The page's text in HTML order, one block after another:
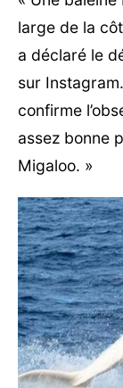
large de la
a déclaré le
sur
confirme
assez bonne
Migaloo. »